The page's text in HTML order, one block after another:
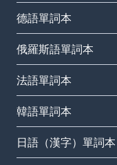
德語單詞本
俄羅斯語單詞本
法語單詞本
韓語單詞本
日語（漢字）單詞本